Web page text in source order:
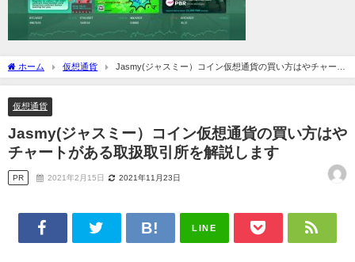
ホーム 仮想通貨
Jasmy(ジャスミー）コイン仮想通貨の買い方はやチャート
がある取扱取引所を解説します
仮想通貨
Jasmy(ジャスミー）コイン仮想通貨の買い方はや
チャートがある取扱取引所を解説します
PR 2021年2月15日 2021年11月23日
LINE